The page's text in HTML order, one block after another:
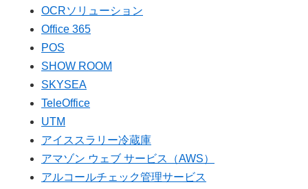
OCRソリューション
Office 365
POS
SHOW ROOM
SKYSEA
TeleOffice
UTM
アイススラリー冷蔵庫
アマゾン ウェブ サービス（AWS）
アルコールチェック管理サービス